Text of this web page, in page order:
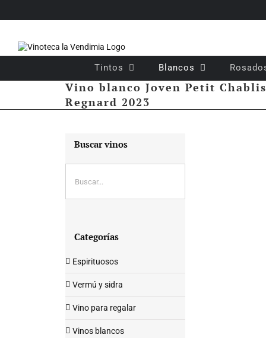
Tintos Blancos
Vino blanco Joven Petit Chablis
Regnard 2023
Buscar vinos
Categorías
Espirituosos
Vermú y sidra
Vino para regalar
Vinos blancos